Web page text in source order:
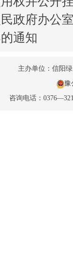
政府办公
通知
主办单位：信阳
豫
咨询电话：